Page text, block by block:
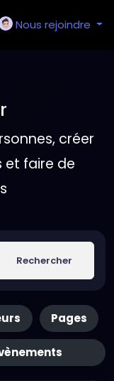
Nous rejoindre
créer
et faire de
Rechercher
Pages